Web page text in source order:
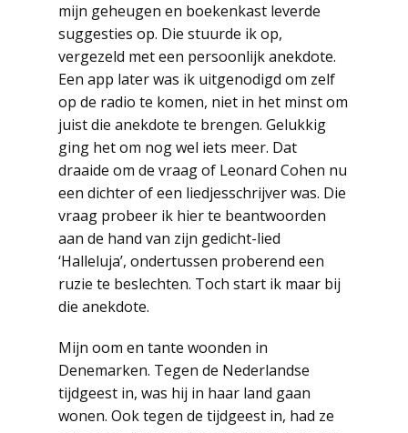
mijn geheugen en boekenkast leverde
suggesties op. Die stuurde ik op,
vergezeld met een persoonlijk anekdote.
Een app later was ik uitgenodigd om zelf
op de radio te komen, niet in het minst om
juist die anekdote te brengen. Gelukkig
ging het om nog wel iets meer. Dat
draaide om de vraag of Leonard Cohen nu
een dichter of een liedjesschrijver was. Die
vraag probeer ik hier te beantwoorden
aan de hand van zijn gedicht-lied
‘Halleluja’, ondertussen proberend een
ruzie te beslechten. Toch start ik maar bij
die anekdote.
Mijn oom en tante woonden in
Denemarken. Tegen de Nederlandse
tijdgeest in, was hij in haar land gaan
wonen. Ook tegen de tijdgeest in, had ze